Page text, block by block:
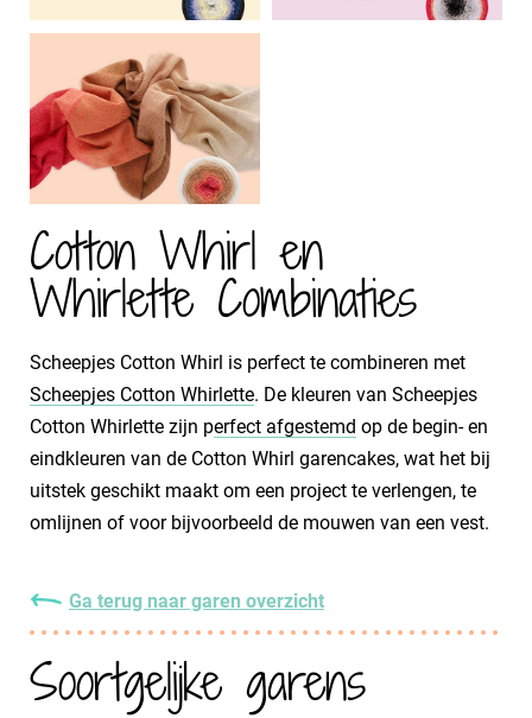
Cotton Whirl en
Whirlette Combinaties
Scheepjes Cotton Whirl is perfect te combineren met
Scheepjes Cotton Whirlette. De kleuren van Scheepjes
Cotton Whirlette zijn perfect afgestemd op de begin- en
eindkleuren van de Cotton Whirl garencakes, wat het bij
uitstek geschikt maakt om een project te verlengen, te
omlijnen of voor bijvoorbeeld de mouwen van een vest.
Ga terug naar garen overzicht
Soortgelijke garens